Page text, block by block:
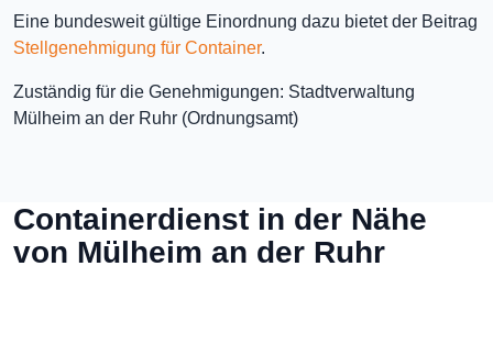
Eine bundesweit gültige Einordnung dazu bietet der Beitrag
Stellgenehmigung für Container.
Zuständig für die Genehmigungen: Stadtverwaltung
Mülheim an der Ruhr (Ordnungsamt)
Containerdienst in der Nähe
von Mülheim an der Ruhr